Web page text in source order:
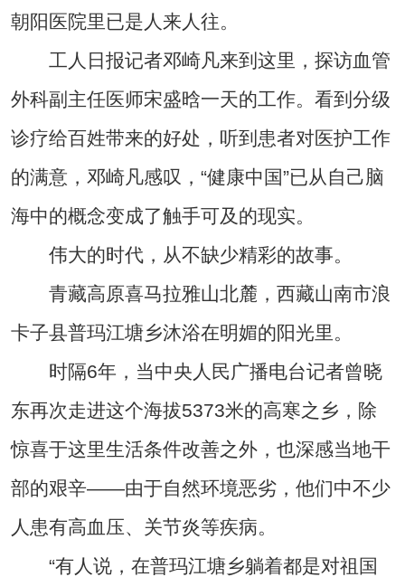
朝阳医院里已是人来人往。
工人日报记者邓崎凡来到这里，探访血管
外科副主任医师宋盛晗一天的工作。看到分级
诊疗给百姓带来的好处，听到患者对医护工作
的满意，邓崎凡感叹，“健康中国”已从自己脑
海中的概念变成了触手可及的现实。
伟大的时代，从不缺少精彩的故事。
青藏高原喜马拉雅山北麓，西藏山南市浪
卡子县普玛江塘乡沐浴在明媚的阳光里。
时隔6年，当中央人民广播电台记者曾晓
东再次走进这个海拔5373米的高寒之乡，除
惊喜于这里生活条件改善之外，也深感当地干
部的艰辛——由于自然环境恶劣，他们中不少
人患有高血压、关节炎等疾病。
“有人说，在普玛江塘乡躺着都是对祖国